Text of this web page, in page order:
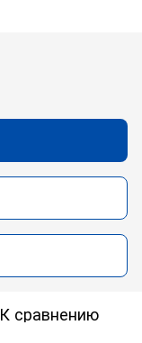
К сравнению